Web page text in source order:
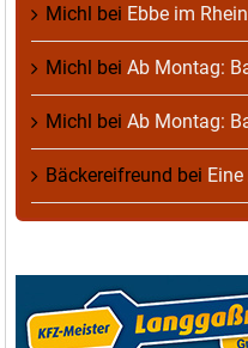
Michl bei Ebbe im
Michl bei Ab Montag:
Michl bei Ab Montag:
Bäckereifreund bei